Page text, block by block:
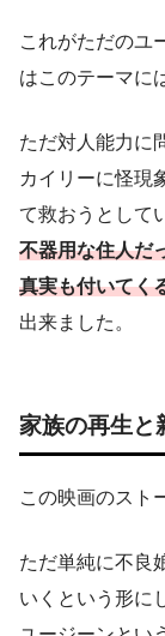
これがただのユ
はこのテーマに
ただ対人能力に
カイリーに怪現
て救おうとして
不器用な住人だ
真実も付いてく
出来ました。
家族の再生と
この映画のスト
ただ単純に不良
いくという形に